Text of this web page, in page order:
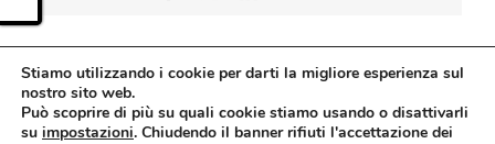
Stiamo utilizzando i cookie per darti la migliore esperienza sul
nostro sito web.
Può scoprire di più su quali cookie stiamo usando o disattivarli
su impostazioni. Chiudendo il banner rifiuti l'accettazione dei